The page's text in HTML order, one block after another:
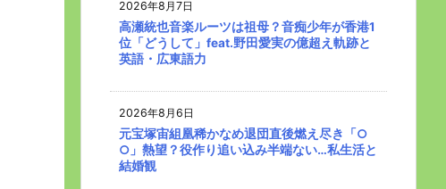
2026年8月7日
高瀬統也音楽ルーツは祖母？音痴少年が香港1
位「どうして」feat.野田愛実の億超え軌跡と
英語・広東語力
2026年8月6日
元宝塚宙組凰稀かなめ退団直後燃え尽き「○
○」熱望？役作り追い込み半端ない…私生活と
結婚観